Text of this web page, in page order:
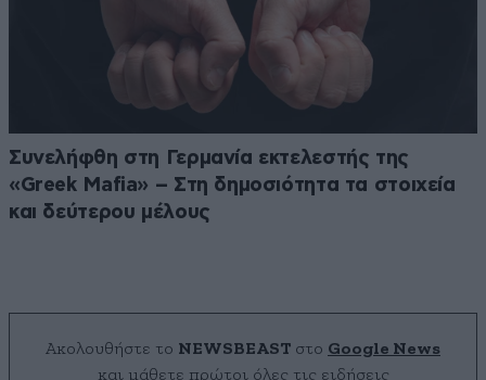
Συνελήφθη στη Γερμανία εκτελεστής της
«Greek Mafia» – Στη δημοσιότητα τα στοιχεία
και δεύτερου μέλους
Ακολουθήστε το NEWSBEAST στο Google News
και μάθετε πρώτοι όλες τις ειδήσεις